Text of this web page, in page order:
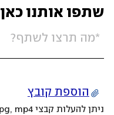
שתפו אותנו כאן
הוספת קובץ
ניתן להעלות קבצי mov, png, jpeg, jpg, mp4 עד 200MB